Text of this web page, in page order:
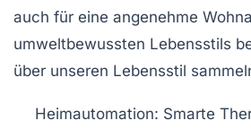
auch für eine angenehme
umweltbewussten Lebensstils
über unseren Lebensstil
Heimautomation: Smarte